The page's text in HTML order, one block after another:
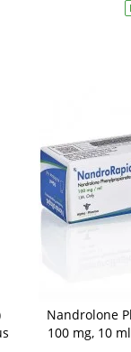
Nandrolone
100 mg, 10